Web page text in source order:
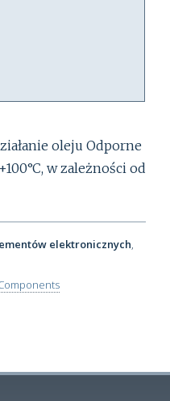
oleju Odporne
w zależności od
elektronicznych,